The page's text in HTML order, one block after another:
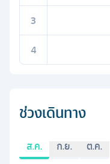
3
4
ช่วงเดินทาง
ส.ค. ก.ย. ต.ค.